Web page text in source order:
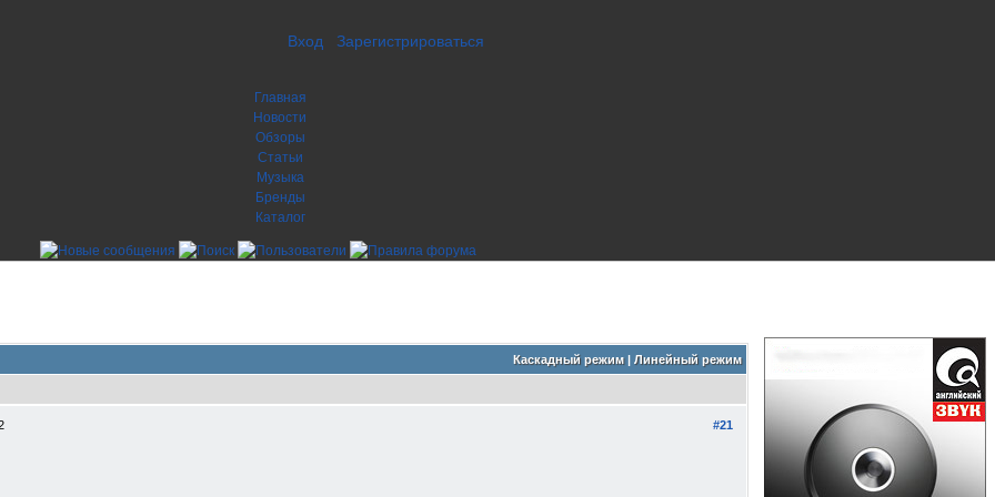
Вход Зарегистрироваться
Главная
Новости
Обзоры
Статьи
Музыка
Бренды
Каталог
Каскадный режим| Линейный режим
#21